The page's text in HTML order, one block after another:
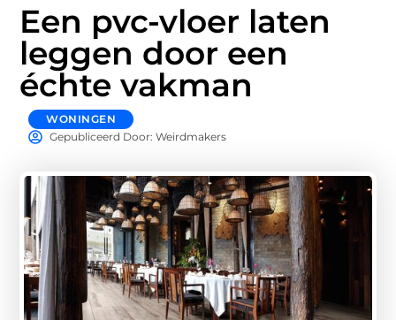
Een pvc-vloer laten
leggen door een
échte vakman
WONINGEN
Gepubliceerd Door: Weirdmakers